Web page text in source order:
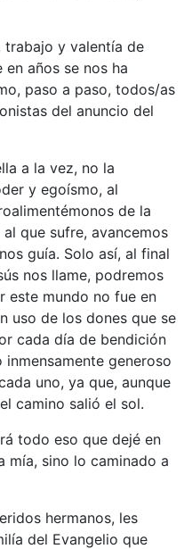
trabajo y valentía de
en años se nos ha
paso a paso, todos/as
del anuncio del
a la vez, no la
y egoísmo, al
de la
que sufre, avancemos
guía. Solo así, al final
nos llame, podremos
este mundo no fue en
uso de los dones que se
cada día de bendición
generoso
uno, ya que, aunque
camino salió el sol.
todo eso que dejé en
mía, sino lo caminado a
hermanos, les
del Evangelio que